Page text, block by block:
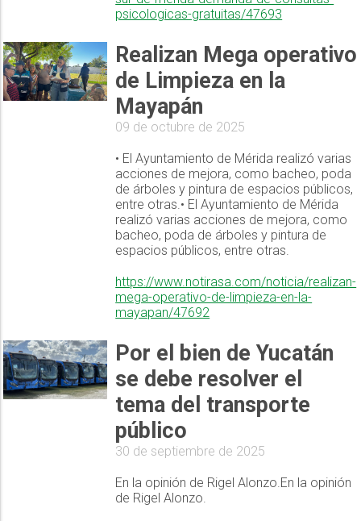
psicologicas-gratuitas/47693
Realizan Mega operativo
de Limpieza en la
Mayapán
09 de octubre de 2025
• El Ayuntamiento de Mérida realizó varias
acciones de mejora, como bacheo, poda
de árboles y pintura de espacios públicos,
entre otras.• El Ayuntamiento de Mérida
realizó varias acciones de mejora, como
bacheo, poda de árboles y pintura de
espacios públicos, entre otras.
https://www.notirasa.com/noticia/realizan-
mega-operativo-de-limpieza-en-la-
mayapan/47692
Por el bien de Yucatán
se debe resolver el
tema del transporte
público
30 de septiembre de 2025
En la opinión de Rigel Alonzo.En la opinión
de Rigel Alonzo.